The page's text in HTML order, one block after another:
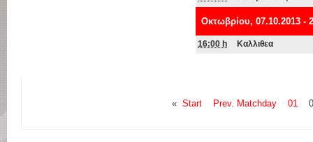
Οκτωβρίου, 07.10.2013 -
16:00 h Καλλιθεα
« Start Prev. Matchday 01